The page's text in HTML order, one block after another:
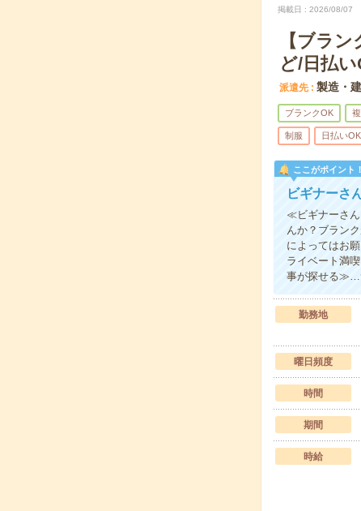
掲載日 2026/08/07
【ブラ
ど/日払
派遣先 製造・
ブランクOK
制服 日払いOK
ここがポイント！
ビギナーさ
≪ビギナーさ
んか？ブラン
によってはお
ライベート満
事が探せる≫…
勤務地
曜日頻度
時間
期間
時給